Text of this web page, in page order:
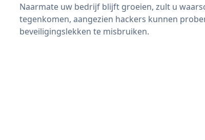
Naarmate uw bedrijf blijft groeien, zult u
tegenkomen, aangezien hackers kunnen
beveiligingslekken te misbruiken.